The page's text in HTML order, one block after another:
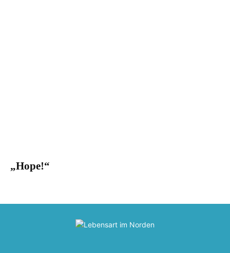
„Hope!“